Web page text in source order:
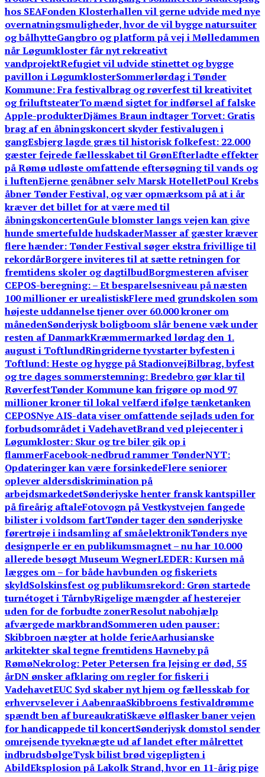
hos SEAFonden Klosterhallen vil gerne udvide med nye
overnatningsmuligheder, hvor de vil bygge natursuiter
og bålhytteGangbro og platform på vej i Mølledammen
når Løgumkloster får nyt rekreativt
vandprojektRefugiet vil udvide stinettet og bygge
pavillon i LøgumklosterSommerlørdag i Tønder
Kommune: Fra festivalbrag og røverfest til kreativitet
og friluftsteaterTo mænd sigtet for indførsel af falske
Apple-produkterDjämes Braun indtager Torvet: Gratis
brag af en åbningskoncert skyder festivalugen i
gangEsbjerg lagde græs til historisk folkefest: 22.000
gæster fejrede fællesskabet til GrønEfterladte effekter
på Rømø udløste omfattende eftersøgning til vands og
i luftenEjerne genåbner selv Marsk HotelletPoul Krebs
åbner Tønder Festival, og vær opmærksom på at i år
kræver det billet for at være med til
åbningskoncertenGule blomster langs vejen kan give
hunde smertefulde hudskaderMasser af gæster kræver
flere hænder: Tønder Festival søger ekstra frivillige til
rekordårBorgere inviteres til at sætte retningen for
fremtidens skoler og dagtilbudBorgmesteren afviser
CEPOS-beregning: – Et besparelsesniveau på næsten
100 millioner er urealistiskFlere med grundskolen som
højeste uddannelse tjener over 60.000 kroner om
månedenSønderjysk boligboom slår benene væk under
resten af DanmarkKræmmermarked lørdag den 1.
august i ToftlundRingriderne tyvstarter byfesten i
Toftlund: Heste og hygge på StadionvejBilbrag, byfest
og tre dages sommerstemning: Bredebro gør klar til
RøverfestTønder Kommune kan frigøre op mod 97
millioner kroner til lokal velfærd ifølge tænketanken
CEPOSNye AIS-data viser omfattende sejlads uden for
forbudsområdet i VadehavetBrand ved plejecenter i
Løgumkloster: Skur og tre biler gik op i
flammerFacebook-nedbrud rammer TønderNYT:
Opdateringer kan være forsinkedeFlere seniorer
oplever aldersdiskrimination på
arbejdsmarkedetSønderjyske henter fransk kantspiller
på fireårig aftaleFotovogn på Vestkystvejen fangede
bilister i voldsom fartTønder tager den sønderjyske
førertrøje i indsamling af småelektronikTønders nye
designperle er en publikumsmagnet – nu har 10.000
allerede besøgt Museum WegnerLEDER: Kursen må
lægges om – for både havbunden og fiskeriets
skyldSolskinsfest og publikumsrekord: Grøn startede
turnétoget i TårnbyRigelige mængder af hesterejer
uden for de forbudte zonerResolut nabohjælp
afværgede markbrandSommeren uden pauser:
Skibbroen nægter at holde ferieAarhusianske
arkitekter skal tegne fremtidens Havneby på
RømøNekrolog: Peter Petersen fra Jejsing er død, 55
årDN ønsker afklaring om regler for fiskeri i
VadehavetEUC Syd skaber nyt hjem og fællesskab for
erhvervselever i AabenraaSkibbroens festivaldrømme
spændt ben af bureaukratiSkæve ølflasker baner vejen
for handicappede til koncertSønderjysk domstol sender
omrejsende tyveknægte ud af landet efter målrettet
indbrudsbølgeTysk bilist brød vigepligten i
AbildEksplosion på Lakolk Strand, hvor en 11-årig pige